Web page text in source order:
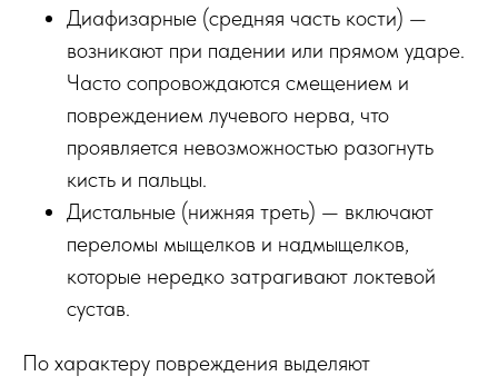
Диафизарные (средняя часть кости) —
возникают при падении или прямом ударе.
Часто сопровождаются смещением и
повреждением лучевого нерва, что
проявляется невозможностью разогнуть
кисть и пальцы.
Дистальные (нижняя треть) — включают
переломы мыщелков и надмыщелков,
которые нередко затрагивают локтевой
сустав.
По характеру повреждения выделяют